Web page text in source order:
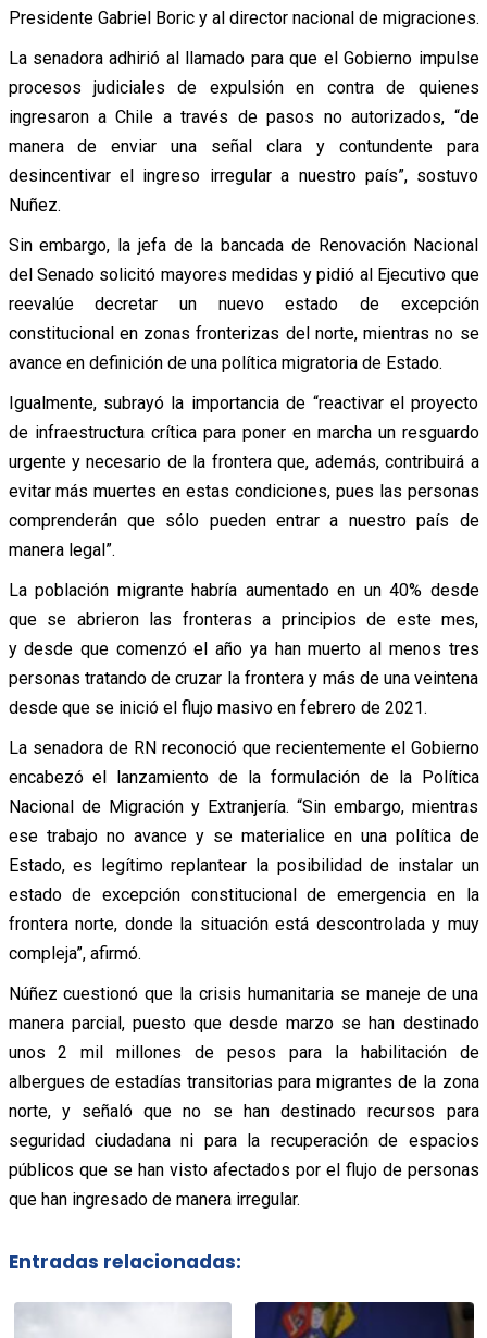
Presidente Gabriel Boric y al director nacional de migraciones.
La senadora adhirió al llamado para que el Gobierno impulse
procesos judiciales de expulsión en contra de quienes
ingresaron a Chile a través de pasos no autorizados, “de
manera de enviar una señal clara y contundente para
desincentivar el ingreso irregular a nuestro país”, sostuvo
Nuñez.
Sin embargo, la jefa de la bancada de Renovación Nacional
del Senado solicitó mayores medidas y pidió al Ejecutivo que
reevalúe decretar un nuevo estado de excepción
constitucional en zonas fronterizas del norte, mientras no se
avance en definición de una política migratoria de Estado.
Igualmente, subrayó la importancia de “reactivar el proyecto
de infraestructura crítica para poner en marcha un resguardo
urgente y necesario de la frontera que, además, contribuirá a
evitar más muertes en estas condiciones, pues las personas
comprenderán que sólo pueden entrar a nuestro país de
manera legal”.
La población migrante habría aumentado en un 40% desde
que se abrieron las fronteras a principios de este mes,
y desde que comenzó el año ya han muerto al menos tres
personas tratando de cruzar la frontera y más de una veintena
desde que se inició el flujo masivo en febrero de 2021.
La senadora de RN reconoció que recientemente el Gobierno
encabezó el lanzamiento de la formulación de la Política
Nacional de Migración y Extranjería. “Sin embargo, mientras
ese trabajo no avance y se materialice en una política de
Estado, es legítimo replantear la posibilidad de instalar un
estado de excepción constitucional de emergencia en la
frontera norte, donde la situación está descontrolada y muy
compleja”, afirmó.
Núñez cuestionó que la crisis humanitaria se maneje de una
manera parcial, puesto que desde marzo se han destinado
unos 2 mil millones de pesos para la habilitación de
albergues de estadías transitorias para migrantes de la zona
norte, y señaló que no se han destinado recursos para
seguridad ciudadana ni para la recuperación de espacios
públicos que se han visto afectados por el flujo de personas
que han ingresado de manera irregular.
Entradas relacionadas: